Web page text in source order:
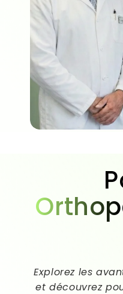
Explorez les
et découvrez